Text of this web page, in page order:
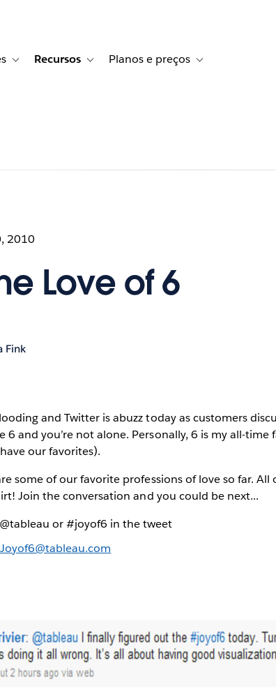
for Histórias de clientes
Toggle sub-navigation for Soluções
Recursos Toggle sub-navigation for Recursos
Planos e preços Toggle sub-
2010
Love of 6
Fink
and Twitter is abuzz today as customers
6 and you’re not alone. Personally, 6 is my all-time
our favorites).
some of our favorite professions of love so far. All
Join the conversation and you could be next...
or #joyof6 in the tweet
Joyof6@tableau.com